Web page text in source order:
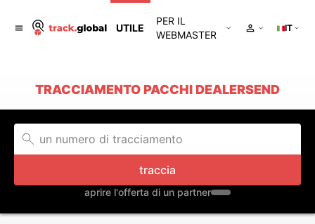
UTILE
PER IL
WEBMASTER
IT
TRACCIAMENTO PACCHI DEALERSEND
traccia
aprire l'offerta di un partner